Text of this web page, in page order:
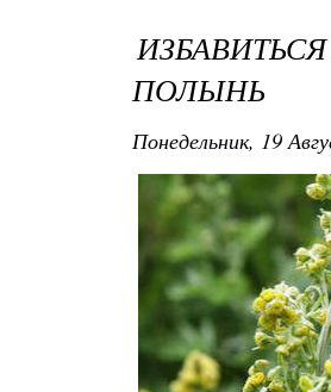
ПОЛЫНЬ
Понедельник, 19